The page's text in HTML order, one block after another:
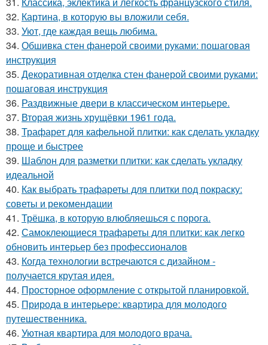
32. Картина, в которую вы вложили себя.
33. Уют, где каждая вещь любима.
34. Обшивка стен фанерой своими руками: пошаговая
инструкция
35. Декоративная отделка стен фанерой своими руками:
пошаговая инструкция
36. Раздвижные двери в классическом интерьере.
37. Вторая жизнь хрущёвки 1961 года.
38. Трафарет для кафельной плитки: как сделать укладку
проще и быстрее
39. Шаблон для разметки плитки: как сделать укладку
идеальной
40. Как выбрать трафареты для плитки под покраску:
советы и рекомендации
41. Трёшка, в которую влюбляешься с порога.
42. Самоклеющиеся трафареты для плитки: как легко
обновить интерьер без профессионалов
43. Когда технологии встречаются с дизайном -
получается крутая идея.
44. Просторное оформление с открытой планировкой.
45. Природа в интерьере: квартира для молодого
путешественника.
46. Уютная квартира для молодого врача.